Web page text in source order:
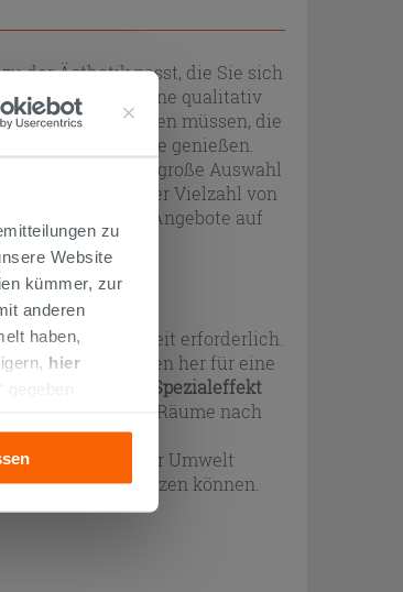
zu
Website
kümmer, zur
anderen
haben,
hier
der Ästhetik passt, die Sie sich
dass Sie für eine qualitativ
Produkte achten müssen, die
perfekte Wände genießen.
eine große Auswahl
Sie aus einer Vielzahl von
Sie die Angebote auf
Aufmerksamkeit erforderlich.
Eigenschaften her für eine
bietet eine
Spezialeffekt
und die Räume nach
von der Umwelt
problemlos nutzen können.